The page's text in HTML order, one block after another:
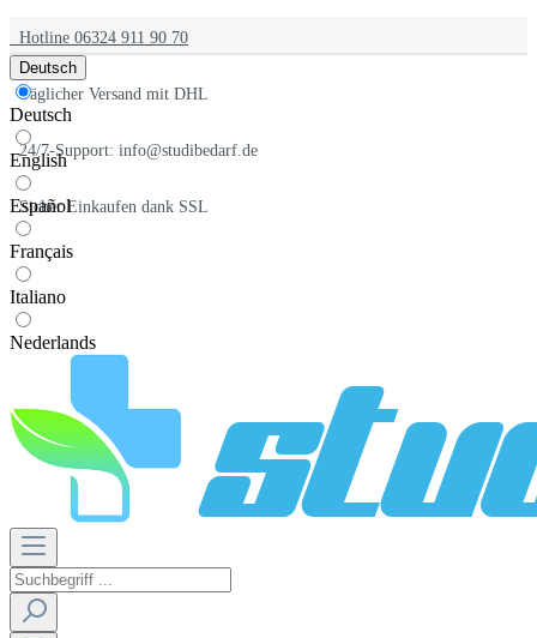
Hotline 06324 911 90 70
Täglicher Versand mit DHL
24/7-Support: info@studibedarf.de
Sicher Einkaufen dank SSL
Deutsch
Deutsch
English
Español
Français
Italiano
Nederlands